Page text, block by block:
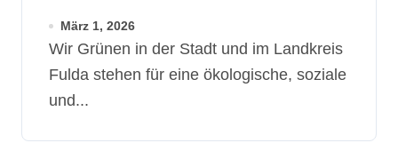
März 1, 2026
Wir Grünen in der Stadt und im Landkreis
Fulda stehen für eine ökologische, soziale
und...